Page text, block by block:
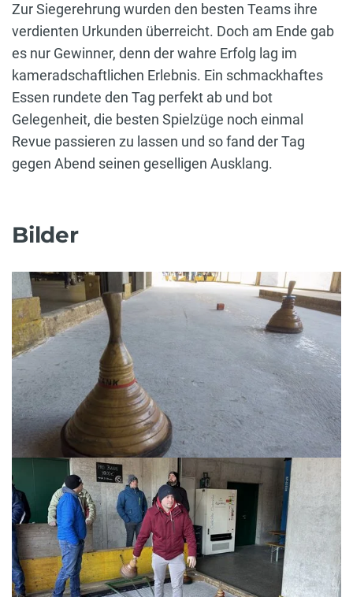
Zur Siegerehrung wurden den besten Teams ihre
verdienten Urkunden überreicht. Doch am Ende gab
es nur Gewinner, denn der wahre Erfolg lag im
kameradschaftlichen Erlebnis. Ein schmackhaftes
Essen rundete den Tag perfekt ab und bot
Gelegenheit, die besten Spielzüge noch einmal
Revue passieren zu lassen und so fand der Tag
gegen Abend seinen geselligen Ausklang.
Bilder